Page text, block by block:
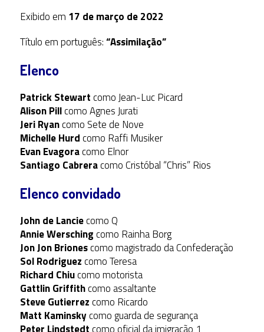
Exibido em 17 de março de 2022
Título em português:“Assimilação”
Elenco
Patrick Stewartcomo Jean-Luc Picard
Alison Pillcomo Agnes Jurati
Jeri Ryancomo Sete de Nove
Michelle Hurdcomo Raffi Musiker
Evan Evagoracomo Elnor
Santiago Cabreracomo Cristóbal “Chris” Rios
Elenco convidado
John de Lanciecomo Q
Annie Werschingcomo Rainha Borg
Jon Jon Brionescomo magistrado da Confederação
Sol Rodriguezcomo Teresa
Richard Chiucomo motorista
Gattlin Griffithcomo assaltante
Steve Gutierrezcomo Ricardo
Matt Kaminskycomo guarda de segurança